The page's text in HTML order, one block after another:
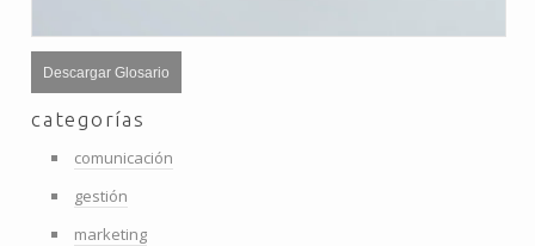
Descargar Glosario
categorías
comunicación
gestión
marketing